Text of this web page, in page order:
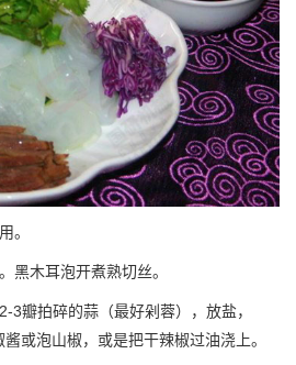
。
黑木耳泡开煮熟切丝。
3瓣拍碎的蒜（最好剁蓉），放盐，
或泡山椒，或是把干辣椒过油浇上。